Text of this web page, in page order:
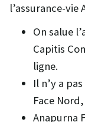
l’assurance-vie
On salue
Capitis
ligne.
Il n’y a
Face
Anapurna